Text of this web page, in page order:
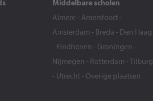
Middelbare scholen
Almere - Amersfoort -
Amsterdam - Breda - Den Haag
- Eindhoven - Groningen -
Nijmegen - Rotterdam -Tilburg
- Utrecht - Overige plaatsen